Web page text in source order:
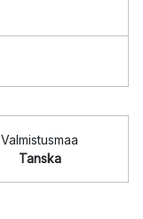
Valmistusmaa
Tanska